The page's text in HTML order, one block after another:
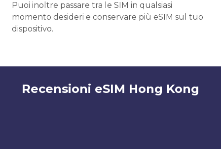
Puoi inoltre passare tra le SIM in qualsiasi
momento desideri e conservare più eSIM sul tuo
dispositivo.
Recensioni eSIM Hong Kong